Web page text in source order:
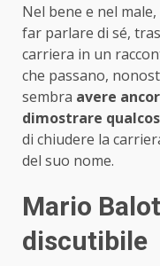
Nel bene e nel
far parlare di sé,
carriera in un
che passano,
sembra avere
dimostrare
di chiudere la
del suo nome.
Mario
discutibile